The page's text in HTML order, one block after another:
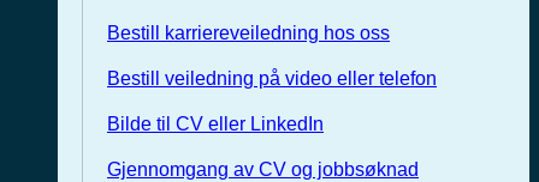
Bestill karriereveiledning hos oss
Bestill veiledning på video eller telefon
Bilde til CV eller LinkedIn
Gjennomgang av CV og jobbsøknad